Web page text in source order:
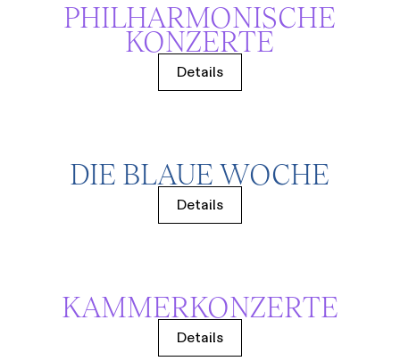
PHILHARMONISCHE
KONZERTE
Details
DIE BLAUE WOCHE
Details
KAMMERKONZERTE
Details